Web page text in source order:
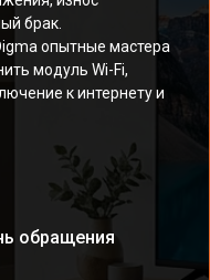
брак.
опытные мастера
модуль Wi-Fi,
к интернету и
обращения